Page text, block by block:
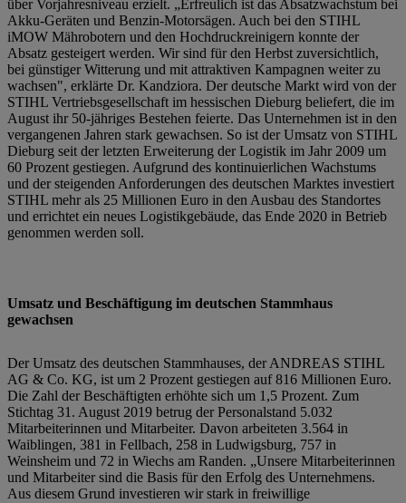
über Vorjahresniveau erzielt. „Erfreulich ist das Absatzwachstum bei
Akku-Geräten und Benzin-Motorsägen. Auch bei den STIHL
iMOW Mährobotern und den Hochdruckreinigern konnte der
Absatz gesteigert werden. Wir sind für den Herbst zuversichtlich,
bei günstiger Witterung und mit attraktiven Kampagnen weiter zu
wachsen", erklärte Dr. Kandziora. Der deutsche Markt wird von der
STIHL Vertriebsgesellschaft im hessischen Dieburg beliefert, die im
August ihr 50-jähriges Bestehen feierte. Das Unternehmen ist in den
vergangenen Jahren stark gewachsen. So ist der Umsatz von STIHL
Dieburg seit der letzten Erweiterung der Logistik im Jahr 2009 um
60 Prozent gestiegen. Aufgrund des kontinuierlichen Wachstums
und der steigenden Anforderungen des deutschen Marktes investiert
STIHL mehr als 25 Millionen Euro in den Ausbau des Standortes
und errichtet ein neues Logistikgebäude, das Ende 2020 in Betrieb
genommen werden soll.
Umsatz und Beschäftigung im deutschen Stammhaus
gewachsen
Der Umsatz des deutschen Stammhauses, der ANDREAS STIHL
AG & Co. KG, ist um 2 Prozent gestiegen auf 816 Millionen Euro.
Die Zahl der Beschäftigten erhöhte sich um 1,5 Prozent. Zum
Stichtag 31. August 2019 betrug der Personalstand 5.032
Mitarbeiterinnen und Mitarbeiter. Davon arbeiteten 3.564 in
Waiblingen, 381 in Fellbach, 258 in Ludwigsburg, 757 in
Weinsheim und 72 in Wiechs am Randen. „Unsere Mitarbeiterinnen
und Mitarbeiter sind die Basis für den Erfolg des Unternehmens.
Aus diesem Grund investieren wir stark in freiwillige